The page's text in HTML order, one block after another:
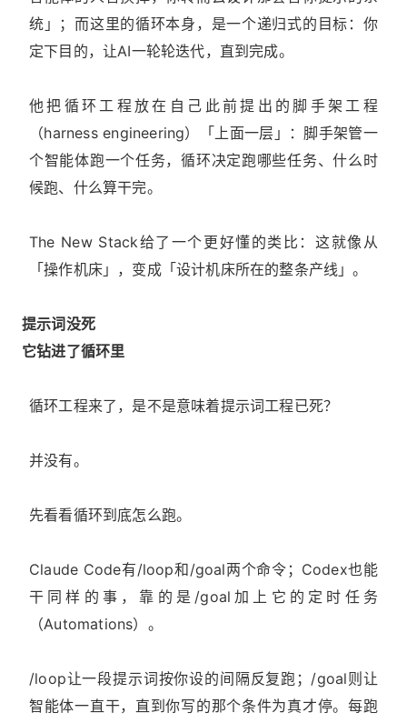
统」；而这里的循环本身，是一个递归式的目标：你
定下目的，让AI一轮轮迭代，直到完成。
他把循环工程放在自己此前提出的脚手架工程
（harness engineering）「上面一层」：脚手架管一
个智能体跑一个任务，循环决定跑哪些任务、什么时
候跑、什么算干完。
The New Stack给了一个更好懂的类比：这就像从
「操作机床」，变成「设计机床所在的整条产线」。
提示词没死
它钻进了循环里
循环工程来了，是不是意味着提示词工程已死？
并没有。
先看看循环到底怎么跑。
Claude Code有/loop和/goal两个命令；Codex也能
干同样的事，靠的是/goal加上它的定时任务
（Automations）。
/loop让一段提示词按你设的间隔反复跑；/goal则让
智能体一直干，直到你写的那个条件为真才停。每跑